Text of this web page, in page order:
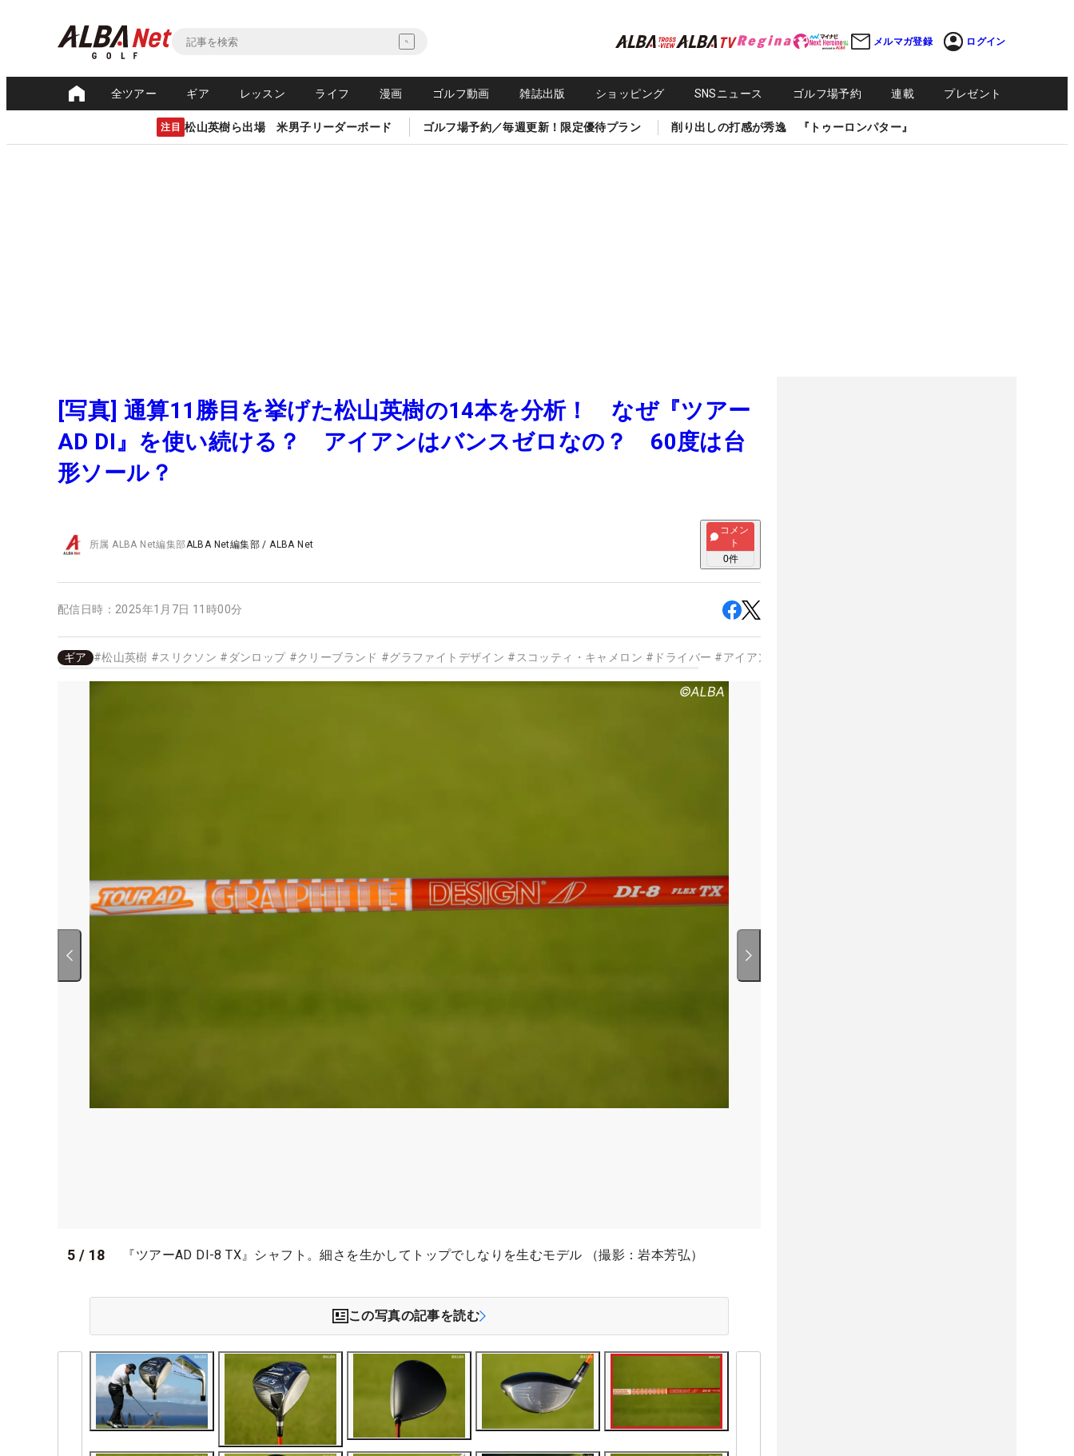
メルマガ登録 ログイン
全ツアー ギア レッスン ライフ 漫画 ゴルフ動画 雑誌出版 ショッピング SNSニュース ゴルフ場予約 連載 プレゼント
注目 松山英樹ら出場 米男子リーダーボード ゴルフ場予約／毎週更新！限定優待プラン 削り出しの打感が秀逸 『トゥーロンパター』
[写真] 通算11勝目を挙げた松山英樹の14本を分析！ なぜ『ツアー
AD DI』を使い続ける？ アイアンはバンスゼロなの？ 60度は台
形ソール？
所属ALBA Net編集部ALBA Net編集部 /ALBA Net
コメン
ト
0件
配信日時： 2025年1月7日 11時00分
ギア #松山英樹 #スリクソン # ダンロップ #クリーブランド #グラファイトデザイン #スコッティ・キャメロン # ドライバー #アイアン
5 / 18 『ツアーAD DI-8 TX』シャフト。細さを生かしてトップでしなりを生むモデル （撮影：岩本芳弘）
この写真の記事を読む